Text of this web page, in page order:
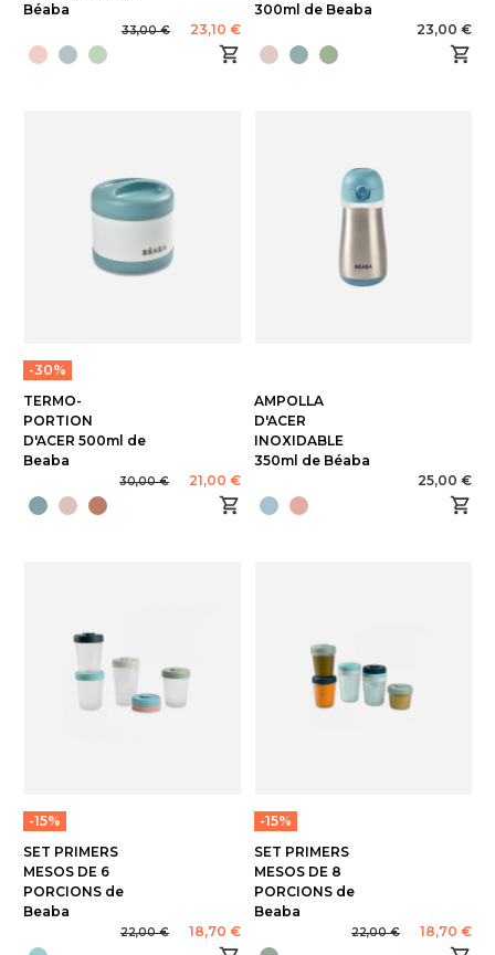
Béaba
33,00 € 23,10 €
300ml de Beaba
23,00 €
-30%
TERMO-
PORTION
D'ACER 500ml de
Beaba
30,00 € 21,00 €
AMPOLLA
D'ACER
INOXIDABLE
350ml de Béaba
25,00 €
-15%
SET PRIMERS
MESOS DE 6
PORCIONS de
Beaba
22,00 € 18,70 €
-15%
SET PRIMERS
MESOS DE 8
PORCIONS de
Beaba
22,00 € 18,70 €